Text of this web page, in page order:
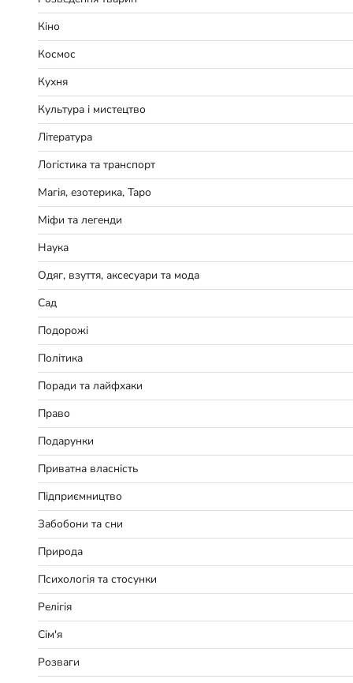
Кіно
Космос
Кухня
Культура і мистецтво
Література
Логістика та транспорт
Магія, езотерика, Таро
Міфи та легенди
Наука
Одяг, взуття, аксесуари та мода
Сад
Подорожі
Політика
Поради та лайфхаки
Право
Подарунки
Приватна власність
Підприємництво
Забобони та сни
Природа
Психологія та стосунки
Релігія
Сім'я
Розваги